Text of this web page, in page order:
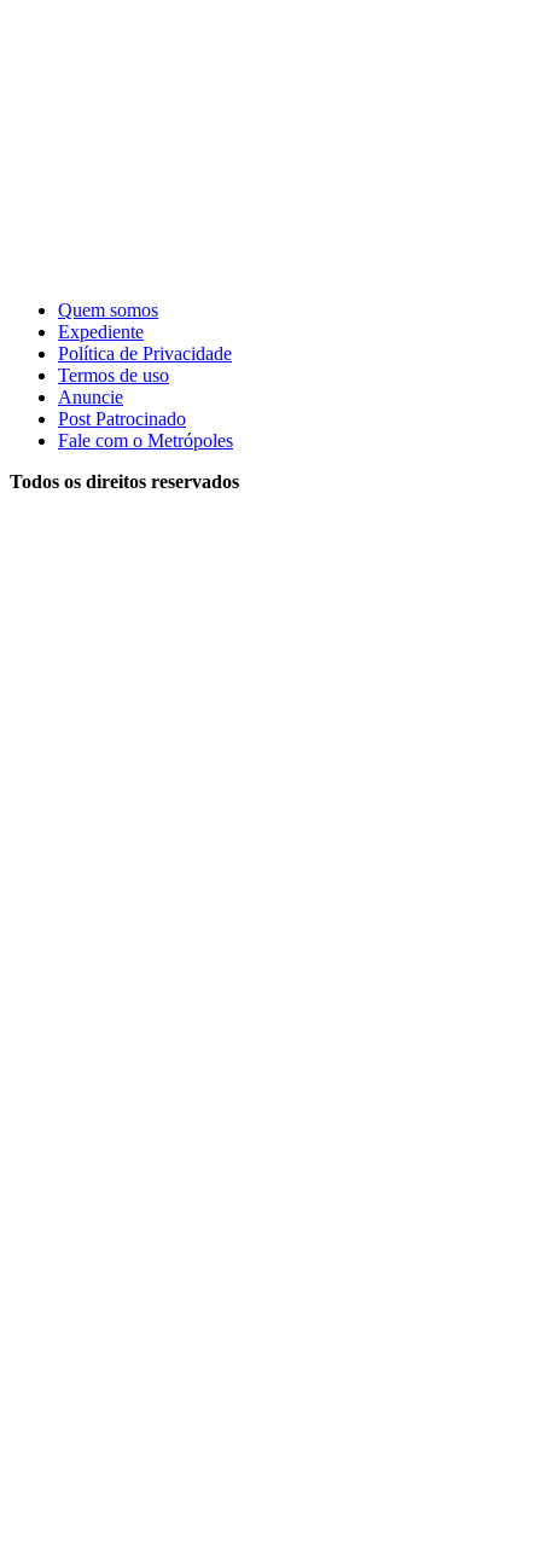
Quem somos
Expediente
Política de Privacidade
Termos de uso
Anuncie
Post Patrocinado
Fale com o Metrópoles
Todos os direitos reservados